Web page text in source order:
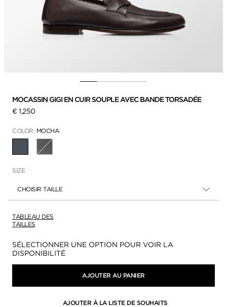
MOCASSIN GIGI EN CUIR SOUPLE AVEC BANDE TORSADÉE
€ 1,250
COLOR: MOCHA
SÉLECTIONNÉ
SIZE
CHOISIR TAILLE
TABLEAU DES
TAILLES
Disponibilité:
SÉLECTIONNER UNE OPTION POUR VOIR LA
DISPONIBILITÉ
AJOUTER AU PANIER
AJOUTER À LA LISTE DE SOUHAITS